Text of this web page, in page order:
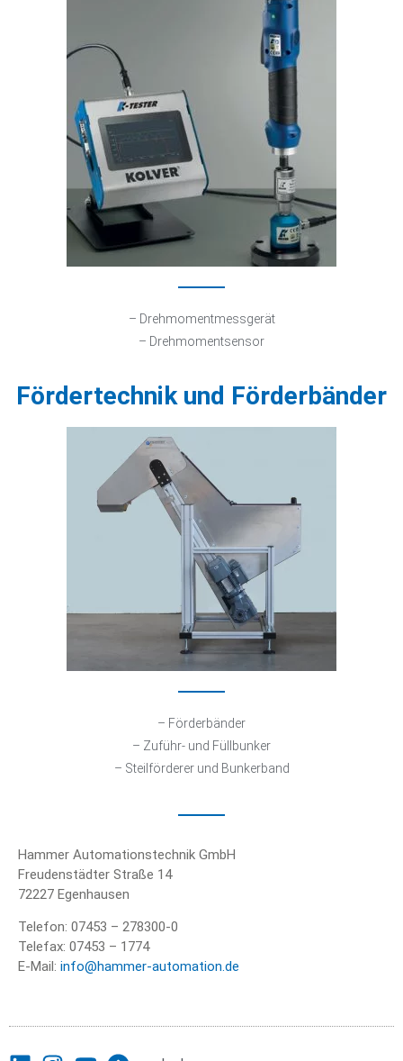
– Drehmomentmessgerät
– Drehmomentsensor
Fördertechnik und Förderbänder
– Förderbänder
– Zuführ- und Füllbunker
– Steilförderer und Bunkerband
Hammer Automationstechnik GmbH
Freudenstädter Straße 14
72227 Egenhausen
Telefon: 07453 – 278300-0
Telefax: 07453 – 1774
E-Mail: info@hammer-automation.de